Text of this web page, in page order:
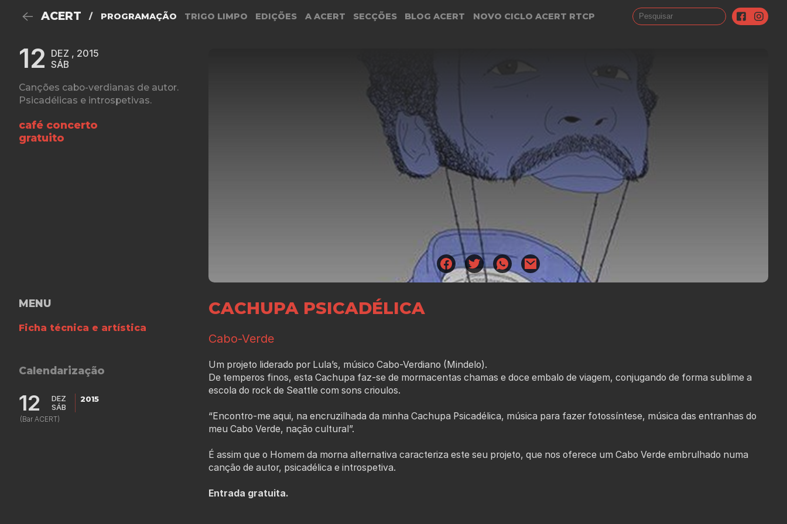
ACERT / PROGRAMAÇÃO TRIGO LIMPO EDIÇÕES A ACERT SECÇÕES BLOG ACERT NOVO CICLO ACERT RTCP
12
DEZ , 2015
SÁB
Canções cabo-verdianas de autor.
Psicadélicas e introspetivas.
café concerto
gratuito
MENU
Ficha técnica e artística
Calendarização
12
DEZ
SÁB
2015
(Bar ACERT)
CACHUPA PSICADÉLICA
Cabo-Verde
Um projeto liderado por Lula’s, músico Cabo-Verdiano (Mindelo).
De temperos finos, esta Cachupa faz-se de mormacentas chamas e doce embalo de viagem, conjugando de forma sublime a
escola do rock de Seattle com sons crioulos.
“Encontro-me aqui, na encruzilhada da minha Cachupa Psicadélica, música para fazer fotossíntese, música das entranhas do
meu Cabo Verde, nação cultural”.
É assim que o Homem da morna alternativa caracteriza este seu projeto, que nos oferece um Cabo Verde embrulhado numa
canção de autor, psicadélica e introspetiva.
Entrada gratuita.